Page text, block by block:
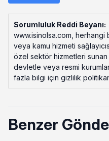
Sorumluluk Reddi Beyanı:
www.isinolsa.com,
veya kamu hizmeti
özel sektör hizmetleri sunan
devletle veya resmi
fazla bilgi için gizlilik
Benzer